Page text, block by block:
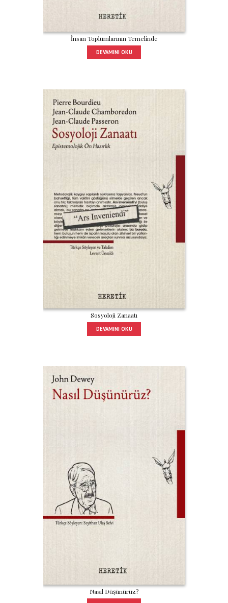
İnsan Toplumlarının Temelinde
DEVAMINI OKU
Sosyoloji Zanaatı
DEVAMINI OKU
Nasıl Düşünürüz?